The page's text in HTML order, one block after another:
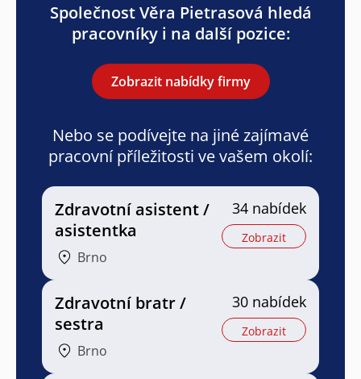
Společnost Věra Pietrasová hledá
pracovníky i na další pozice:
Zobrazit nabídky firmy
Nebo se podívejte na jiné zajímavé
pracovní příležitosti ve vašem okolí:
Zdravotní asistent /
asistentka
Brno
34 nabídek
Zobrazit
Zdravotní bratr /
sestra
Brno
30 nabídek
Zobrazit